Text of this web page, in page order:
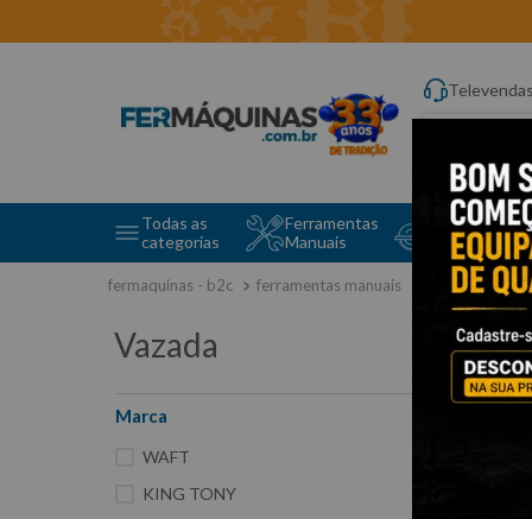
Digite aqui o
Todas as
categorias
Ferramentas
Manuais
e Máquinas
ferramentas manuais chave biela
Vazada
Marca
WAFT
KING TONY